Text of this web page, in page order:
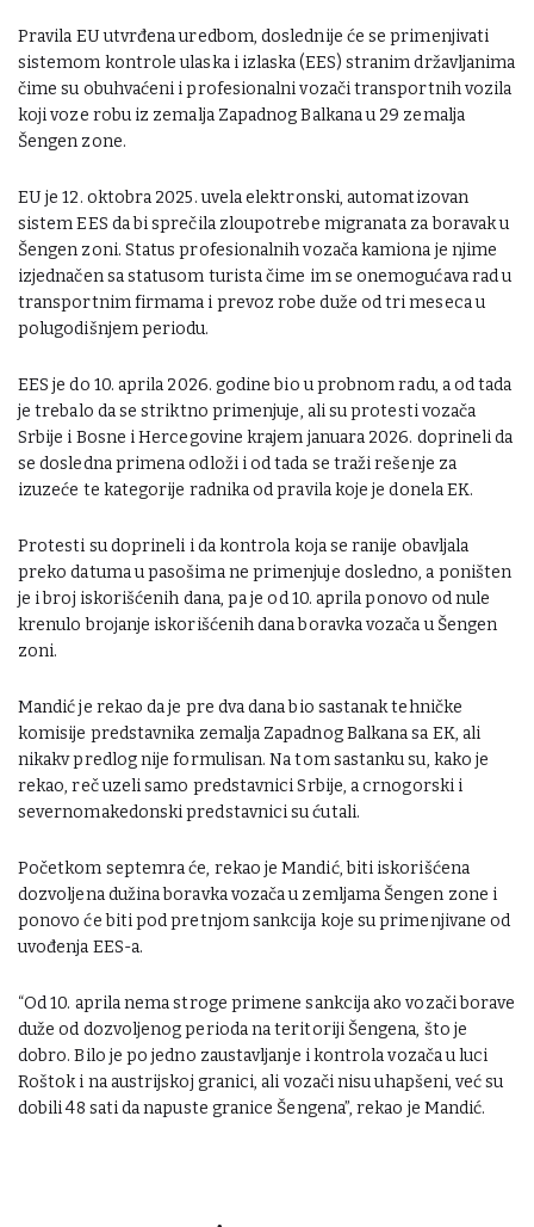
Pravila EU utvrđena uredbom, doslednije će se primenjivati
sistemom kontrole ulaska i izlaska (EES) stranim državljanima
čime su obuhvaćeni i profesionalni vozači transportnih vozila
koji voze robu iz zemalja Zapadnog Balkana u 29 zemalja
Šengen zone.
EU je 12. oktobra 2025. uvela elektronski, automatizovan
sistem EES da bi sprečila zloupotrebe migranata za boravak u
Šengen zoni. Status profesionalnih vozača kamiona je njime
izjednačen sa statusom turista čime im se onemogućava rad u
transportnim firmama i prevoz robe duže od tri meseca u
polugodišnjem periodu.
EES je do 10. aprila 2026. godine bio u probnom radu, a od tada
je trebalo da se striktno primenjuje, ali su protesti vozača
Srbije i Bosne i Hercegovine krajem januara 2026. doprineli da
se dosledna primena odloži i od tada se traži rešenje za
izuzeće te kategorije radnika od pravila koje je donela EK.
Protesti su doprineli i da kontrola koja se ranije obavljala
preko datuma u pasošima ne primenjuje dosledno, a poništen
je i broj iskorišćenih dana, pa je od 10. aprila ponovo od nule
krenulo brojanje iskorišćenih dana boravka vozača u Šengen
zoni.
Mandić je rekao da je pre dva dana bio sastanak tehničke
komisije predstavnika zemalja Zapadnog Balkana sa EK, ali
nikakv predlog nije formulisan. Na tom sastanku su, kako je
rekao, reč uzeli samo predstavnici Srbije, a crnogorski i
severnomakedonski predstavnici su ćutali.
Početkom septemra će, rekao je Mandić, biti iskorišćena
dozvoljena dužina boravka vozača u zemljama Šengen zone i
ponovo će biti pod pretnjom sankcija koje su primenjivane od
uvođenja EES-a.
“Od 10. aprila nema stroge primene sankcija ako vozači borave
duže od dozvoljenog perioda na teritoriji Šengena, što je
dobro. Bilo je po jedno zaustavljanje i kontrola vozača u luci
Roštok i na austrijskoj granici, ali vozači nisu uhapšeni, već su
dobili 48 sati da napuste granice Šengena”, rekao je Mandić.